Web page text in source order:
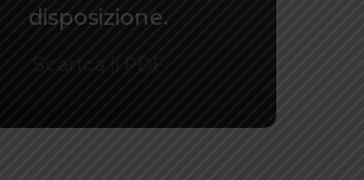
disposizione.
Scarica il PDF